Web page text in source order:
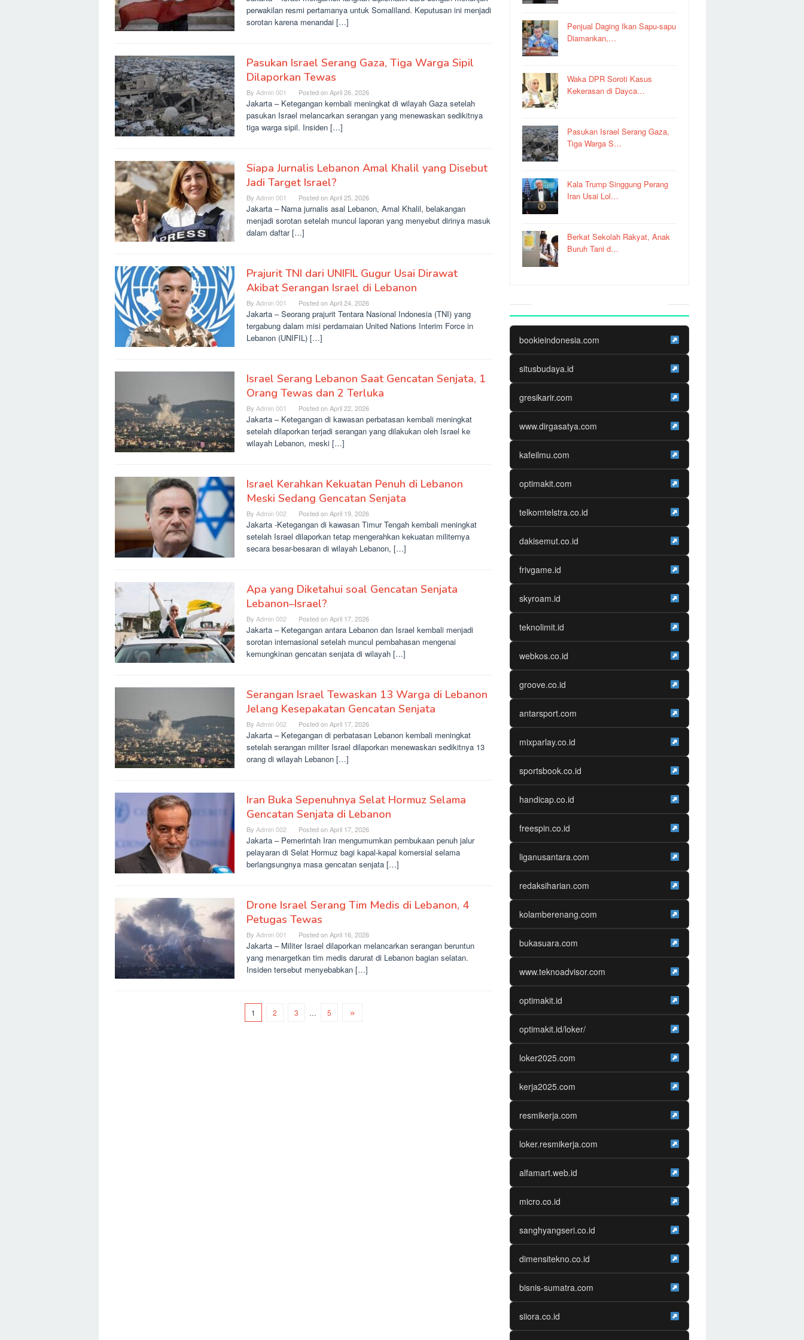
perwakilan resmi pertamanya untuk Somaliland. Keputusan ini menjadi
sorotan karena menandai […]
Pasukan Israel Serang Gaza, Tiga Warga Sipil
Dilaporkan Tewas
By Admin 001 Posted onApril 26, 2026
Jakarta – Ketegangan kembali meningkat di wilayah Gaza setelah
pasukan Israel melancarkan serangan yang menewaskan sedikitnya
tiga warga sipil. Insiden […]
Siapa Jurnalis Lebanon Amal Khalil yang Disebut
Jadi Target Israel?
By Admin 001 Posted onApril 25, 2026
Jakarta – Nama jurnalis asal Lebanon, Amal Khalil, belakangan
menjadi sorotan setelah muncul laporan yang menyebut dirinya masuk
dalam daftar […]
Prajurit TNI dari UNIFIL Gugur Usai Dirawat
Akibat Serangan Israel di Lebanon
By Admin 001 Posted onApril 24, 2026
Jakarta – Seorang prajurit Tentara Nasional Indonesia (TNI) yang
tergabung dalam misi perdamaian United Nations Interim Force in
Lebanon (UNIFIL) […]
Israel Serang Lebanon Saat Gencatan Senjata, 1
Orang Tewas dan 2 Terluka
By Admin 001 Posted onApril 22, 2026
Jakarta – Ketegangan di kawasan perbatasan kembali meningkat
setelah dilaporkan terjadi serangan yang dilakukan oleh Israel ke
wilayah Lebanon, meski […]
Israel Kerahkan Kekuatan Penuh di Lebanon
Meski Sedang Gencatan Senjata
By Admin 002 Posted onApril 19, 2026
Jakarta -Ketegangan di kawasan Timur Tengah kembali meningkat
setelah Israel dilaporkan tetap mengerahkan kekuatan militernya
secara besar-besaran di wilayah Lebanon, […]
Apa yang Diketahui soal Gencatan Senjata
Lebanon–Israel?
By Admin 002 Posted onApril 17, 2026
Jakarta – Ketegangan antara Lebanon dan Israel kembali menjadi
sorotan internasional setelah muncul pembahasan mengenai
kemungkinan gencatan senjata di wilayah […]
Serangan Israel Tewaskan 13 Warga di Lebanon
Jelang Kesepakatan Gencatan Senjata
By Admin 002 Posted onApril 17, 2026
Jakarta – Ketegangan di perbatasan Lebanon kembali meningkat
setelah serangan militer Israel dilaporkan menewaskan sedikitnya 13
orang di wilayah Lebanon […]
Iran Buka Sepenuhnya Selat Hormuz Selama
Gencatan Senjata di Lebanon
By Admin 002 Posted onApril 17, 2026
Jakarta – Pemerintah Iran mengumumkan pembukaan penuh jalur
pelayaran di Selat Hormuz bagi kapal-kapal komersial selama
berlangsungnya masa gencatan senjata […]
Drone Israel Serang Tim Medis di Lebanon, 4
Petugas Tewas
By Admin 001 Posted onApril 16, 2026
Jakarta – Militer Israel dilaporkan melancarkan serangan beruntun
yang menargetkan tim medis darurat di Lebanon bagian selatan.
Insiden tersebut menyebabkan […]
1 2 3 … 5
Penjual Daging Ikan Sapu-sapu
Diamankan,…
Waka DPR Soroti Kasus
Kekerasan di Dayca…
Pasukan Israel Serang Gaza,
Tiga Warga S…
Kala Trump Singgung Perang
Iran Usai Lol…
Berkat Sekolah Rakyat, Anak
Buruh Tani d…
bookieindonesia.com
situsbudaya.id
gresikarir.com
www.dirgasatya.com
kafeilmu.com
optimakit.com
telkomtelstra.co.id
dakisemut.co.id
frivgame.id
skyroam.id
teknolimit.id
webkos.co.id
groove.co.id
antarsport.com
mixparlay.co.id
sportsbook.co.id
handicap.co.id
freespin.co.id
liganusantara.com
redaksiharian.com
kolamberenang.com
bukasuara.com
www.teknoadvisor.com
optimakit.id
optimakit.id/loker/
loker2025.com
kerja2025.com
resmikerja.com
loker.resmikerja.com
alfamart.web.id
micro.co.id
sanghyangseri.co.id
dimensitekno.co.id
bisnis-sumatra.com
siiora.co.id